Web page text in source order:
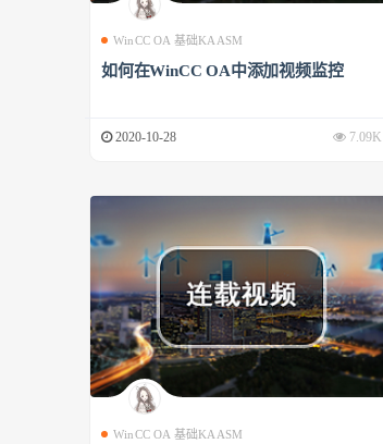
WinCC OA 基础KAASM
如何在WinCC OA中添加视频监控
2020-10-28 7.09K
WinCC OA 基础KAASM